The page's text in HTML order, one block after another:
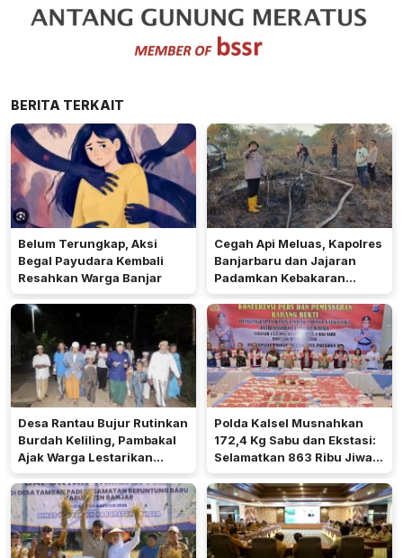
BERITA TERKAIT
Belum Terungkap, Aksi
Begal Payudara Kembali
Resahkan Warga Banjar
Cegah Api Meluas, Kapolres
Banjarbaru dan Jajaran
Padamkan Kebakaran
Lahan
Desa Rantau Bujur Rutinkan
Burdah Keliling, Pambakal
Ajak Warga Lestarikan
Tradisi Keagamaan
Polda Kalsel Musnahkan
172,4 Kg Sabu dan Ekstasi:
Selamatkan 863 Ribu Jiwa
dan Hemat Biaya Rehab Rp.
4,3 Triliun